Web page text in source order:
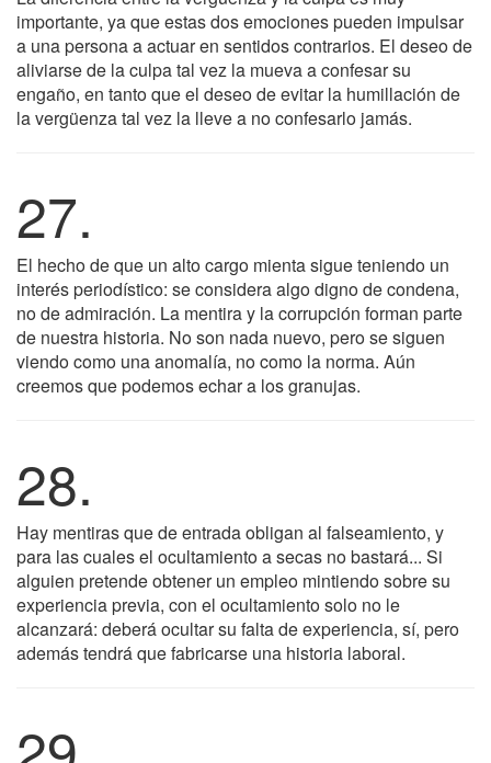
importante, ya que estas dos emociones pueden impulsar
a una persona a actuar en sentidos contrarios. El deseo de
aliviarse de la culpa tal vez la mueva a confesar su
engaño, en tanto que el deseo de evitar la humillación de
la vergüenza tal vez la lleve a no confesarlo jamás.
27.
El hecho de que un alto cargo mienta sigue teniendo un
interés periodístico: se considera algo digno de condena,
no de admiración. La mentira y la corrupción forman parte
de nuestra historia. No son nada nuevo, pero se siguen
viendo como una anomalía, no como la norma. Aún
creemos que podemos echar a los granujas.
28.
Hay mentiras que de entrada obligan al falseamiento, y
para las cuales el ocultamiento a secas no bastará... Si
alguien pretende obtener un empleo mintiendo sobre su
experiencia previa, con el ocultamiento solo no le
alcanzará: deberá ocultar su falta de experiencia, sí, pero
además tendrá que fabricarse una historia laboral.